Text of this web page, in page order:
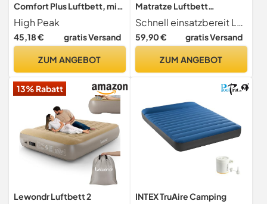
Comfort Plus Luftbett, mit
integrierte Fußpumpe und
Anti-Rutsch Funktion,
atmungsaktiv, für Indoor
grau/blau/schwarz, XL
High Peak
45,18 € gratis Versand
ZUM ANGEBOT
Matratze Luftbett
Selbstaufblasend
Gästebett mit integrierter
elektrischer Pumpe
Camping/Heimgebrauch
inkl.Tragetasche &
Reperaturset
Schnell einsatzbereit Luftmatratze mit eingebauter, einfach zu bedienender elektrischer Pumpe lässt sich in ca. 5 Minuten schnell auf volle Festigkeit aufblasen. Mit dem Drehsteuerungsdesign ist es auch bequem, das Gästebett für einfache Lagerung und Transport zu entleeren.
59,90 € gratis Versand
ZUM ANGEBOT
13% Rabatt
Lewondr Luftbett 2
INTEX TruAire Camping